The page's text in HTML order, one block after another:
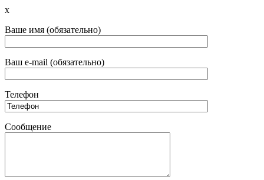
x
Ваше имя (обязательно)
Ваш e-mail (обязательно)
Телефон
Сообщение